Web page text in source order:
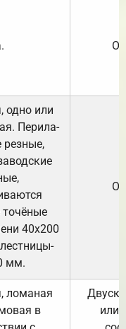
одно или
Перила-
резные,
точёные
40х200
мм.
ломаная
в
или